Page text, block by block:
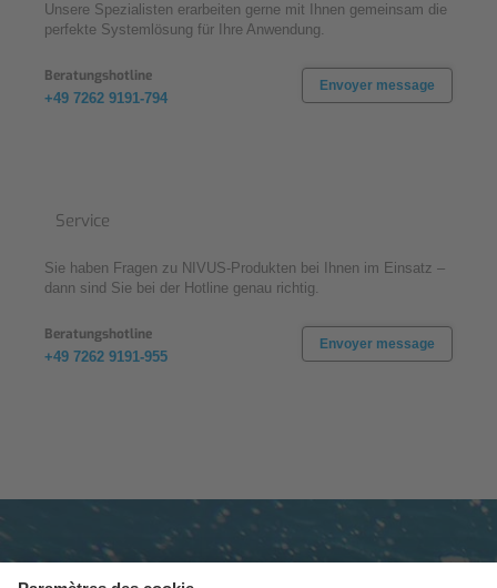
Unsere Spezialisten erarbeiten gerne mit Ihnen gemeinsam die
perfekte Systemlösung für Ihre Anwendung.
Beratungshotline
+49 7262 9191-794
Envoyer message
Service
Sie haben Fragen zu NIVUS-Produkten bei Ihnen im Einsatz –
dann sind Sie bei der Hotline genau richtig.
Beratungshotline
+49 7262 9191-955
Envoyer message